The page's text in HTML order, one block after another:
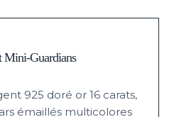
Mini-Guardians
925 doré or 16 carats,
émaillés multicolores